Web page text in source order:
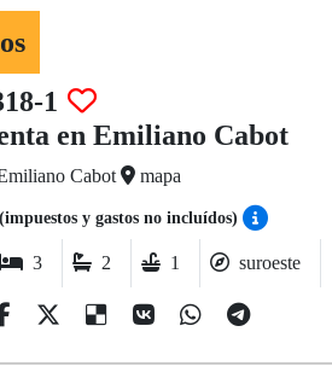
1
en Emiliano Cabot
Cabot mapa
(impuestos y gastos no incluídos)
3 2 1 suroeste